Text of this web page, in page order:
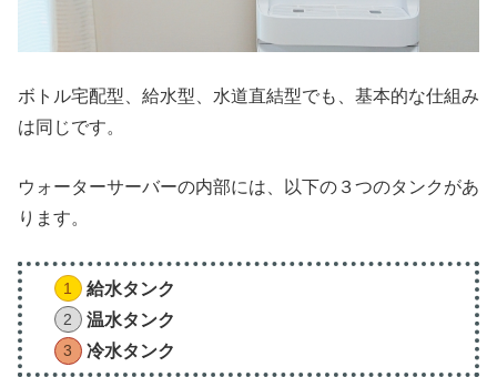
ボトル宅配型、給水型、水道直結型でも、基本的な仕組み
は同じです。
ウォーターサーバーの内部には、以下の３つのタンクがあ
ります。
給水タンク
温水タンク
冷水タンク